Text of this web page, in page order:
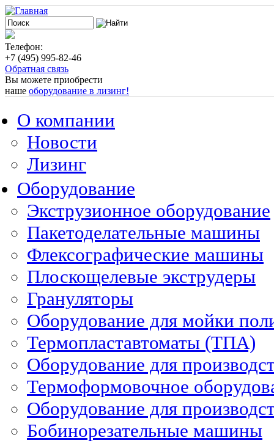
Телефон:
+7 (495) 995-82-46
Обратная связь
Вы можете приобрести
наше оборудование в лизинг!
О компании
Новости
Лизинг
Оборудование
Экструзионное оборудование
Пакетоделательные машины
Флексографические машины
Плоскощелевые экструдеры
Грануляторы
Оборудование для мойки
Термопластавтоматы (ТПА)
Оборудование для
Термоформовочное
Оборудование для
Бобинорезательные машины